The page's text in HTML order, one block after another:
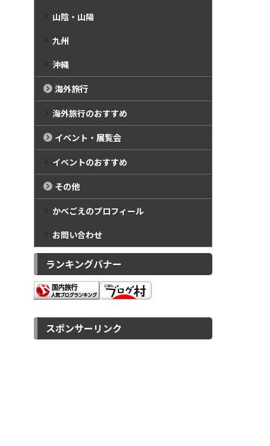
山陰・山陽
九州
沖縄
海外旅行
海外旅行のおすすめ
イベント・展覧会
イベントのおすすめ
その他
かべごえのプロフィール
お問い合わせ
ランキングバナー
スポンサーリンク